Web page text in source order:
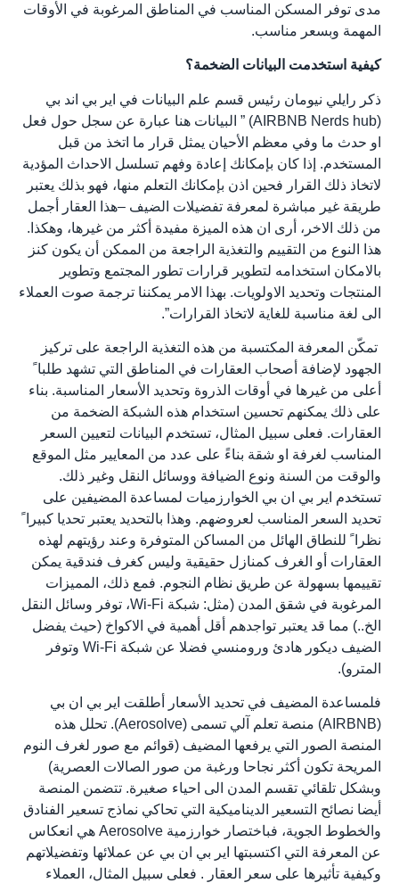
مدى توفر المسكن المناسب في المناطق المرغوبة في الأوقات
المهمة وبسعر مناسب.
كيفية استخدمت البيانات الضخمة؟
ذكر رايلي نيومان رئيس قسم علم البيانات في اير بي اند بي
(AIRBNB Nerds hub) ” البيانات هنا عبارة عن سجل حول فعل
او حدث ما وفي معظم الأحيان يمثل قرار ما اتخذ من قبل
المستخدم. إذا كان بإمكانك إعادة وفهم تسلسل الاحداث المؤدية
لاتخاذ ذلك القرار فحين اذن بإمكانك التعلم منها، فهو بذلك يعتبر
طريقة غير مباشرة لمعرفة تفضيلات الضيف –هذا العقار أجمل
من ذلك الاخر، أرى ان هذه الميزة مفيدة أكثر من غيرها، وهكذا.
هذا النوع من التقييم والتغذية الراجعة من الممكن أن يكون كنز
بالامكان استخدامه لتطوير قرارات تطور المجتمع وتطوير
المنتجات وتحديد الاولويات. بهذا الامر يمكننا ترجمة صوت العملاء
الى لغة مناسبة للغاية لاتخاذ القرارات”.
تمكّن المعرفة المكتسبة من هذه التغذية الراجعة على تركيز
الجهود لإضافة أصحاب العقارات في المناطق التي تشهد طلبا ً
أعلى من غيرها في أوقات الذروة وتحديد الأسعار المناسبة. بناء
على ذلك يمكنهم تحسين استخدام هذه الشبكة الضخمة من
العقارات. فعلى سبيل المثال، تستخدم البيانات لتعيين السعر
المناسب لغرفة او شقة بناءً على عدد من المعايير مثل الموقع
والوقت من السنة ونوع الضيافة ووسائل النقل وغير ذلك.
تستخدم اير بي ان بي الخوارزميات لمساعدة المضيفين على
تحديد السعر المناسب لعروضهم. وهذا بالتحديد يعتبر تحديا كبيرا ً
نظرا ً للنطاق الهائل من المساكن المتوفرة وعند رؤيتهم لهذه
العقارات أو الغرف كمنازل حقيقية وليس كغرف فندقية يمكن
تقييمها بسهولة عن طريق نظام النجوم. فمع ذلك، المميزات
المرغوبة في شقق المدن (مثل: شبكة Wi-Fi، توفر وسائل النقل
الخ..) مما قد يعتبر تواجدهم أقل أهمية في الاكواخ (حيث يفضل
الضيف ديكور هادئ ورومنسي فضلا عن شبكة Wi-Fi وتوفر
المترو).
فلمساعدة المضيف في تحديد الأسعار أطلقت اير بي ان بي
(AIRBNB) منصة تعلم آلي تسمى (Aerosolve). تحلل هذه
المنصة الصور التي يرفعها المضيف (قوائم مع صور لغرف النوم
المريحة تكون أكثر نجاحا ورغبة من صور الصالات العصرية)
وبشكل تلقائي تقسم المدن الى احياء صغيرة. تتضمن المنصة
أيضا نصائح التسعير الديناميكية التي تحاكي نماذج تسعير الفنادق
والخطوط الجوية، فباختصار خوارزمية Aerosolve هي انعكاس
عن المعرفة التي اكتسبتها اير بي ان بي عن عملائها وتفضيلاتهم
وكيفية تأثيرها على سعر العقار . فعلى سبيل المثال، العملاء